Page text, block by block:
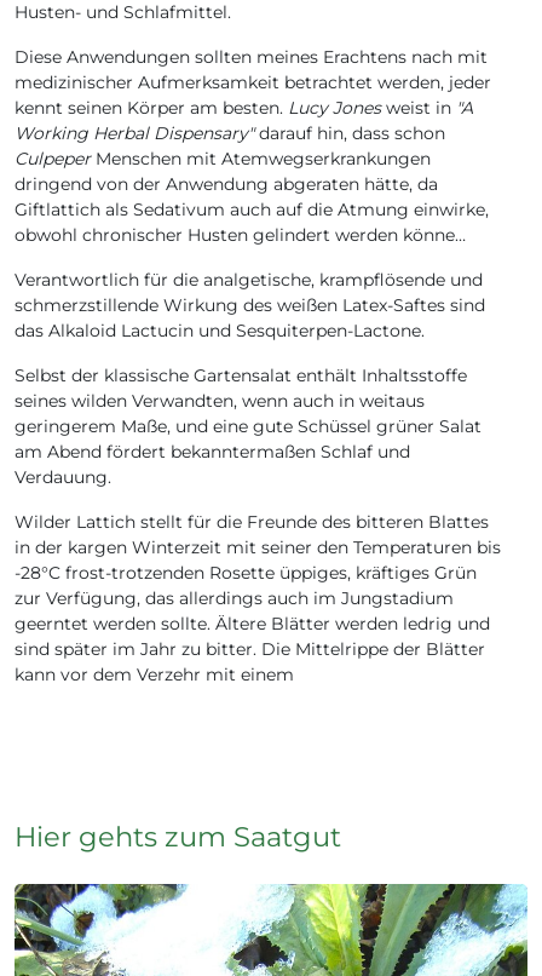
Husten- und Schlafmittel.
Diese Anwendungen sollten meines Erachtens nach mit
medizinischer Aufmerksamkeit betrachtet werden, jeder
kennt seinen Körper am besten. Lucy Jonesweist in "A
Working Herbal Dispensary"darauf hin, dass schon
CulpeperMenschen mit Atemwegserkrankungen
dringend von der Anwendung abgeraten hätte, da
Giftlattich als Sedativum auch auf die Atmung einwirke,
obwohl chronischer Husten gelindert werden könne…
Verantwortlich für die analgetische, krampflösende und
schmerzstillende Wirkung des weißen Latex-Saftes sind
das Alkaloid Lactucin und Sesquiterpen-Lactone.
Selbst der klassische Gartensalat enthält Inhaltsstoffe
seines wilden Verwandten, wenn auch in weitaus
geringerem Maße, und eine gute Schüssel grüner Salat
am Abend fördert bekanntermaßen Schlaf und
Verdauung.
Wilder Lattich stellt für die Freunde des bitteren Blattes
in der kargen Winterzeit mit seiner den Temperaturen bis
-28°C frost-trotzenden Rosette üppiges, kräftiges Grün
zur Verfügung, das allerdings auch im Jungstadium
geerntet werden sollte. Ältere Blätter werden ledrig und
sind später im Jahr zu bitter. Die Mittelrippe der Blätter
kann vor dem Verzehr mit einem
Hier gehts zum Saatgut